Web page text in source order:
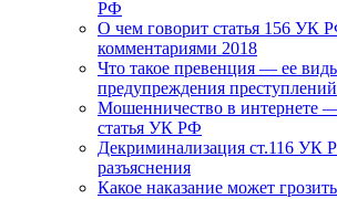
РФ
О чем говорит статья 156 УК
комментариями 2018
Что такое превенция — ее
предупреждения преступлений
Мошенничество в интернете
статья УК РФ
Декриминализация ст.116
разъяснения
Какое наказание может